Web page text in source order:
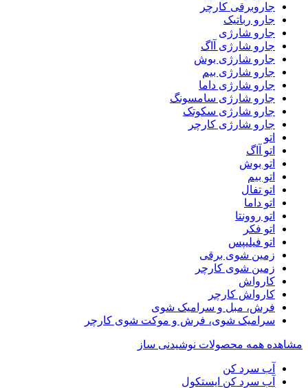
جاروبرقی کارچر
جارو رباتیک
جارو شارژی
جارو شارژی آاگ
جارو شارژی بوش
جارو شارژی بیم
جارو شارژی داما
جارو شارژی سامسونگ
جارو شارژی سکوتک
جارو شارژی کارچر
اتو
اتو آاگ
اتو بوش
اتو بیم
اتو تفال
اتو داما
اتو روونتا
اتو فکر
اتو فیلیپس
زمین شوی برقی
زمین شوی کارچر
کارواش
کارواش کارچر
فرش، مبل و سرامیک شوی
سرامیک شوی، فرش و موکت شوی کارچر
مشاهده همه محصولات نوشیدنی ساز
آب سرد کن
آب سرد کن ایستکول